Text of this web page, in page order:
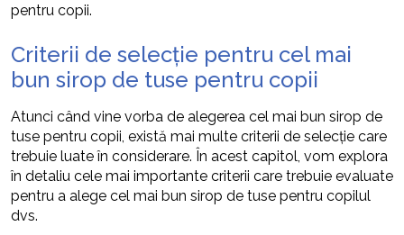
pentru copii.
Criterii de selecție pentru cel mai
bun sirop de tuse pentru copii
Atunci când vine vorba de alegerea cel mai bun sirop de
tuse pentru copii, există mai multe criterii de selecție care
trebuie luate în considerare. În acest capitol, vom explora
în detaliu cele mai importante criterii care trebuie evaluate
pentru a alege cel mai bun sirop de tuse pentru copilul
dvs.